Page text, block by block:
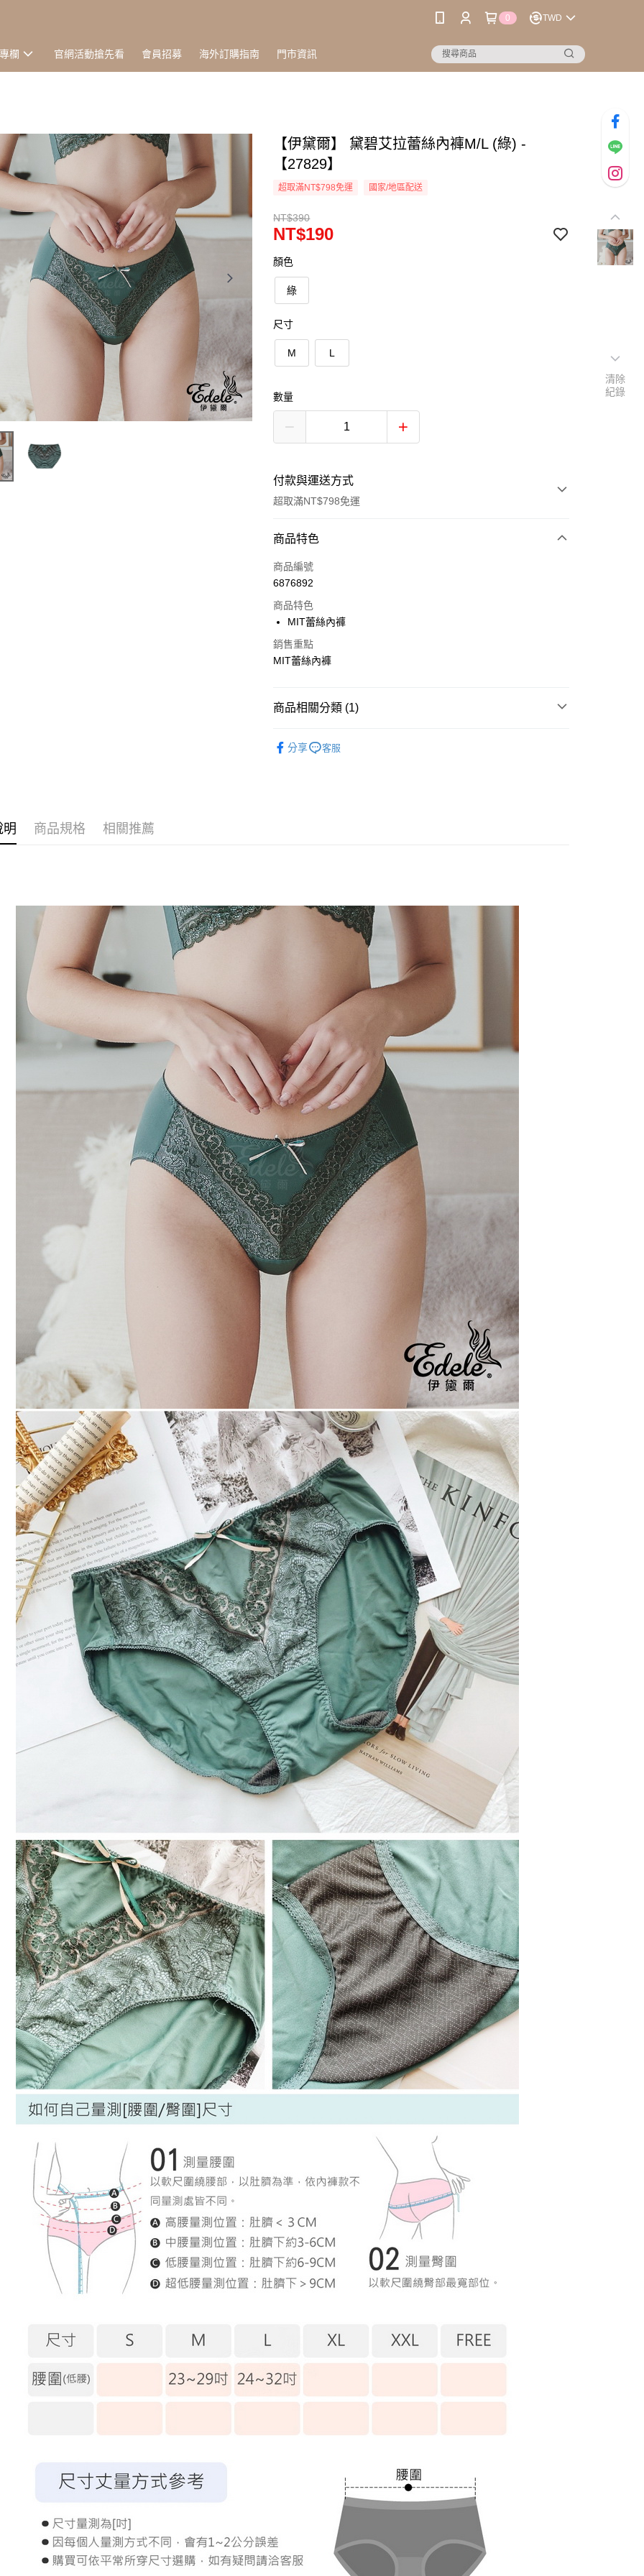
0 TWD
欄 官網活動搶先看 會員招募 海外訂購指南 門市資訊
【伊黛爾】 黛碧艾拉蕾絲內褲M/L (綠) -
【27829】
超取滿NT$798免運 國家/地區配送
NT$390
NT$190
顏色
綠
尺寸
M L
數量
付款與運送方式
超取滿NT$798免運
付款方式
信用卡一次付款
LINE Pay
Apple Pay
貨到付款
萊爾富取貨付款
每筆NT$70，滿NT$799(含以上)免運費
每筆NT$70，滿NT$799(含以上)免運費
7-11取貨付款
每筆NT$70，滿NT$798(含以上)免運費
付款後7-11取貨
每筆NT$70，滿NT$799(含以上)免運費
宅配
每筆NT$70，滿NT$799(含以上)免運費
離島宅配
每筆NT$100
貨到付款
每筆NT$110，滿NT$1,000(含以上)免運費
國際配送
商品特色
商品編號
6876892
商品特色
MIT蕾絲內褲
銷售重點
MIT蕾絲內褲
商品相關分類 (1)
分享
客服
明 商品規格 相關推薦
清除
紀錄